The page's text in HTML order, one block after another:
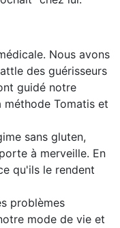
Nous avons
des guérisseurs
guidé notre
méthode Tomatis et
sans gluten,
à merveille. En
qu'ils le rendent
problèmes
mode de vie et